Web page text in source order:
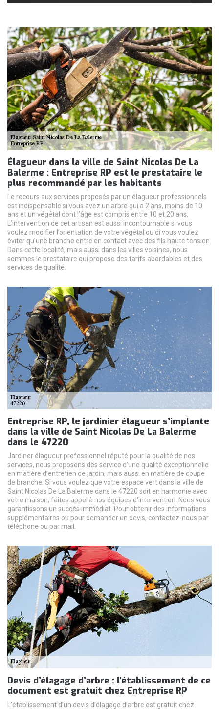
Élagueur dans la ville de Saint Nicolas De La
Balerme : Entreprise RP est le prestataire le
plus recommandé par les habitants
Le recours aux services proposés par un élagueur professionnels
est indispensable si vous avez un arbre qui a 2 ans, moins de 10
ans et un végétal dont l’âge est compris entre 10 et 20 ans.
L’intervention de cet artisan est aussi incontournable si vous
voulez modifier l’orientation de votre végétal ou di vous voulez
éviter qu’une branche entre en contact avec des fils haute tension.
Dans cette localité, mais aussi dans les villes voisines, nous
sommes le prestataire qui propose des tarifs abordables et des
services de qualité.
Entreprise RP, le jardinier élagueur s’implante
dans la ville de Saint Nicolas De La Balerme
dans le 47220
Jardiner élagueur professionnel réputé pour la qualité de nos
services, nous proposons des service d’une qualité exceptionnelle
en matière d’entretien de jardin, mais aussi en matière de coupe
de branche. Si vous voulez que votre espace vert dans la ville de
Saint Nicolas De La Balerme dans le 47220 soit en harmonie avec
votre maison, faites appel à nos équipes d’intervention. Nous vous
garantissons un succès immédiat. Pour obtenir des informations
supplémentaires ou pour demander un devis, contactez-nous par
téléphone ou par mail.
Devis d’élagage d’arbre : l’établissement de ce
document est gratuit chez Entreprise RP
L’établissement d’un devis d’élagage d’arbre est gratuit chez